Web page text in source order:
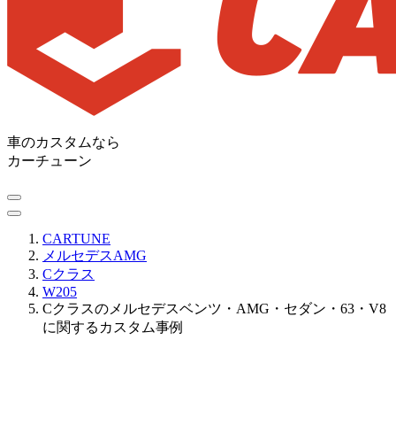
車のカスタムなら
カーチューン
CARTUNE
メルセデスAMG
Cクラス
W205
Cクラスのメルセデスベンツ・AMG・セダン・63・V8
に関するカスタム事例